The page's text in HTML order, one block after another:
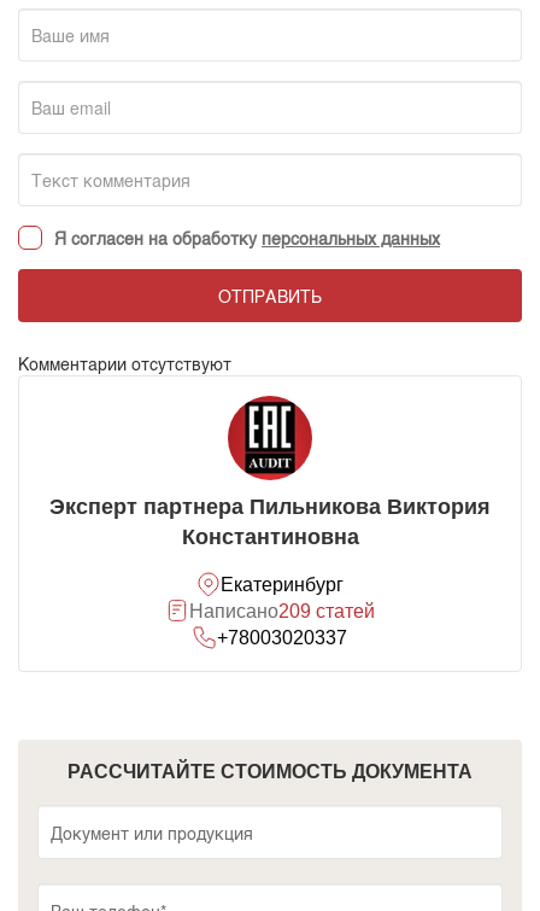
Я согласен на обработку персональных данных
ОТПРАВИТЬ
Комментарии отсутствуют
Эксперт партнера Пильникова Виктория
Константиновна
Екатеринбург
Написано209 статей
+78003020337
РАССЧИТАЙТЕ СТОИМОСТЬ ДОКУМЕНТА